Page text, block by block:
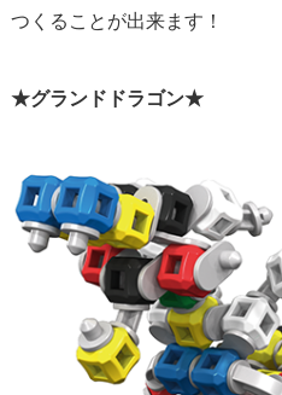
つくることが出来ます！
★グランドドラゴン★